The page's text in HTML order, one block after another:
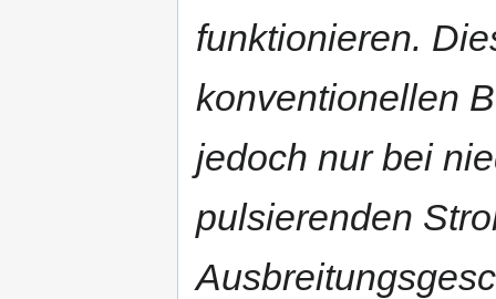
funktionieren.
konventionellen
jedoch nur bei
pulsierenden